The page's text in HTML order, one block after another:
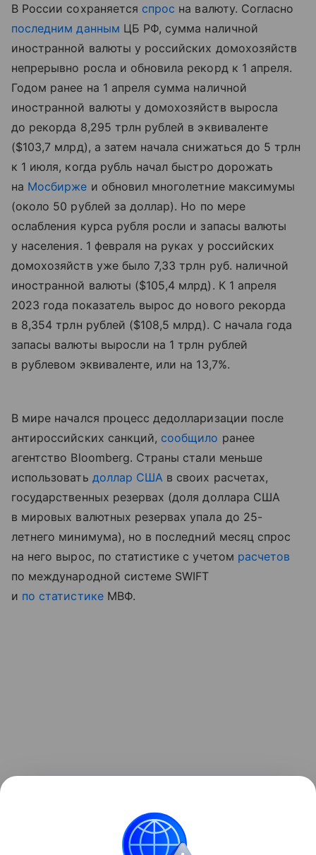
В России сохраняется спрос на валюту. Согласно
последним данным ЦБ РФ, сумма наличной
иностранной валюты у российских домохозяйств
непрерывно росла и обновила рекорд к 1 апреля.
Годом ранее на 1 апреля сумма наличной
иностранной валюты у домохозяйств выросла
до рекорда 8,295 трлн рублей в эквиваленте
($103,7 млрд), а затем начала снижаться до 5 трлн
к 1 июля, когда рубль начал быстро дорожать
на Мосбирже и обновил многолетние максимумы
(около 50 рублей за доллар). Но по мере
ослабления курса рубля росли и запасы валюты
у населения. 1 февраля на руках у российских
домохозяйств уже было 7,33 трлн руб. наличной
иностранной валюты ($105,4 млрд). К 1 апреля
2023 года показатель вырос до нового рекорда
в 8,354 трлн рублей ($108,5 млрд). С начала года
запасы валюты выросли на 1 трлн рублей
в рублевом эквиваленте, или на 13,7%.
В мире начался процесс дедолларизации после
антироссийских санкций, сообщило ранее
агентство Bloomberg. Страны стали меньше
использовать доллар США в своих расчетах,
государственных резервах (доля доллара США
в мировых валютных резервах упала до 25-
летнего минимума), но в последний месяц спрос
на него вырос, по статистике с учетом расчетов
по международной системе SWIFT
и по статистикеМВФ.